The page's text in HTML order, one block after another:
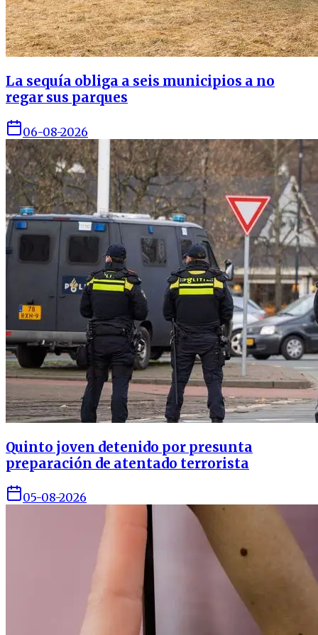
La sequía obliga a seis municipios a no
regar sus parques
06-08-2026
Quinto joven detenido por presunta
preparación de atentado terrorista
05-08-2026